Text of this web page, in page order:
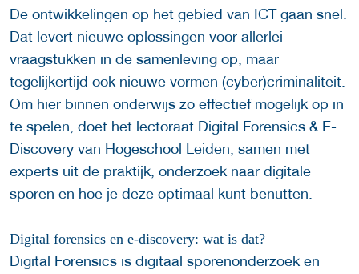
De ontwikkelingen op het gebied van ICT gaan snel.
Dat levert nieuwe oplossingen voor allerlei
vraagstukken in de samenleving op, maar
tegelijkertijd ook nieuwe vormen (cyber)criminaliteit.
Om hier binnen onderwijs zo effectief mogelijk op in
te spelen, doet het lectoraat Digital Forensics & E-
Discovery van Hogeschool Leiden, samen met
experts uit de praktijk, onderzoek naar digitale
sporen en hoe je deze optimaal kunt benutten.
Digital forensics en e-discovery: wat is dat?
Digital Forensics is digitaal sporenonderzoek en